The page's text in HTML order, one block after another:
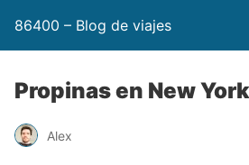
86400 – Blog de viajes
Propinas en New
Alex